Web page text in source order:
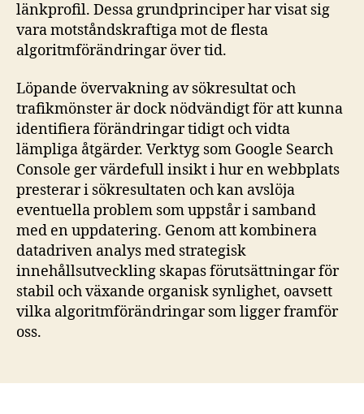
länkprofil. Dessa grundprinciper har visat sig
vara motståndskraftiga mot de flesta
algoritmförändringar över tid.
Löpande övervakning av sökresultat och
trafikmönster är dock nödvändigt för att kunna
identifiera förändringar tidigt och vidta
lämpliga åtgärder. Verktyg som Google Search
Console ger värdefull insikt i hur en webbplats
presterar i sökresultaten och kan avslöja
eventuella problem som uppstår i samband
med en uppdatering. Genom att kombinera
datadriven analys med strategisk
innehållsutveckling skapas förutsättningar för
stabil och växande organisk synlighet, oavsett
vilka algoritmförändringar som ligger framför
oss.